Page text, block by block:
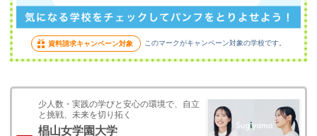
資料請求キャンペーン対象 このマークがキャンペーン対象の学校です。
少人数・実践の学びと安心の環境で、自立
と挑戦、未来を切り拓く
椙山女学園大学